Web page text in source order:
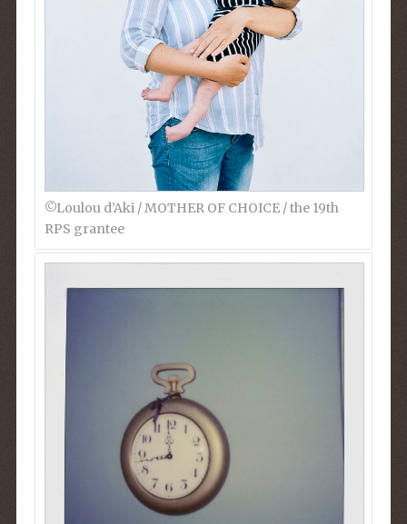
©︎Loulou d’Aki / MOTHER OF CHOICE / the 19th
RPS grantee